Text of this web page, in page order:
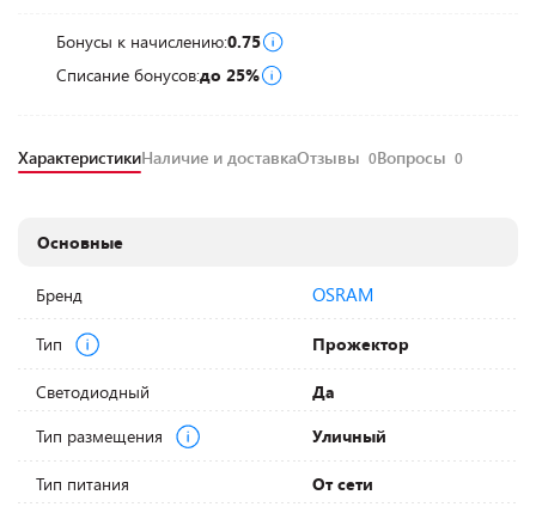
Бонусы к начислению:0.75
Списание бонусов:до 25%
ХарактеристикиНаличие и доставкаОтзывы 0Вопросы 0
Основные
Бренд OSRAM
Тип Прожектор
Светодиодный
Да
Тип размещения
Уличный
Тип питания
От сети